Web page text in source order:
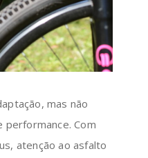
mas não
performance. Com
atenção ao asfalto